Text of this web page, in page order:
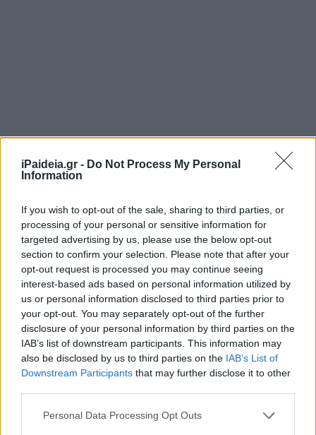
iPaideia.gr - Do Not Process My Personal
Information
If you wish to opt-out of the sale, sharing to third parties, or
processing of your personal or sensitive information for
targeted advertising by us, please use the below opt-out
section to confirm your selection. Please note that after your
opt-out request is processed you may continue seeing
interest-based ads based on personal information utilized by
us or personal information disclosed to third parties prior to
your opt-out. You may separately opt-out of the further
disclosure of your personal information by third parties on the
IAB’s list of downstream participants. This information may
also be disclosed by us to third parties on the IAB’s List of
Downstream Participants that may further disclose it to other
Please note that this website/app uses one or more Google
Personal Data Processing Opt Outs
Για αναλυτικές πληροφορίες, τους όρους και τις
ύψος του βοηθήματος και τα δικαιολογητικά, οι
μπορούν να επισκεφτούν την ηλεκτρονική
διεύθυνση:http://www.oaed.gr/eidiko-epochiko-boethema.